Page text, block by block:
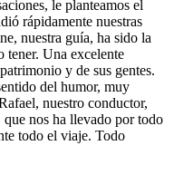
le planteamos el
rápidamente nuestras
nuestra guía, ha sido la
tener. Una excelente
y de sus gentes.
del humor, muy
nuestro conductor,
nos ha llevado por todo
todo el viaje. Todo